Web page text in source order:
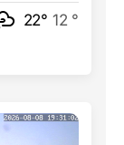
22° 12 °